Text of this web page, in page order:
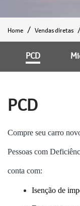
Home Vendas diretas
PCD
PCD
Compre seu carro
Pessoas com
conta com:
Isenção de